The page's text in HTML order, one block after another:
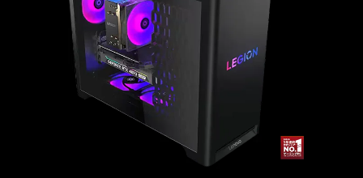
Lenovo Legion Tower 5 30IAS10 (Intel)